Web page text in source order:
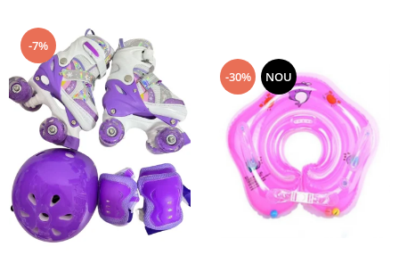
-7%
-30% NOU